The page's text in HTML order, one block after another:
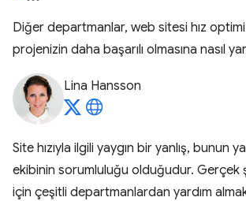
Diğer departmanlar, web sitesi hız
projenizin daha başarılı olmasına nasıl
Lina Hansson
Site hızıyla ilgili yaygın bir yanlış, bunun
ekibinin sorumluluğu olduğudur. Gerçek
için çeşitli departmanlardan yardım